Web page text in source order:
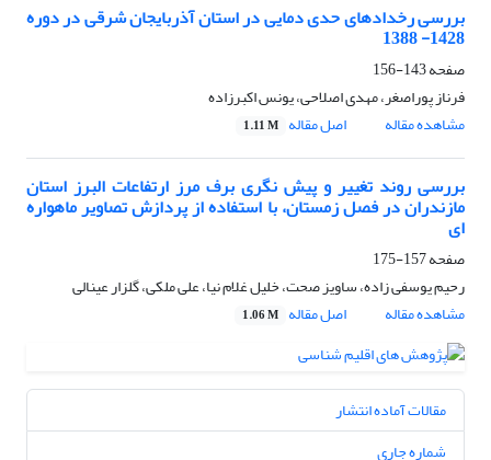
بررسی رخدادهای حدی دمایی در استان آذربایجان شرقی در دوره
1428- 1388
صفحه143-156
فرناز پوراصغر، مهدی اصلاحی، یونس اکبرزاده
مشاهده مقاله
اصل مقاله 1.11 M
بررسی روند تغییر و پیش نگری برف مرز ارتفاعات البرز استان
مازندران در فصل زمستان، با استفاده از پردازش تصاویر ماهواره
ای
صفحه157-175
رحیم یوسفی زاده، ساویز صحت، خلیل غلام نیا، علی ملکی، گلزار عینالی
مشاهده مقاله
اصل مقاله 1.06 M
مقالات آماده انتشار
شماره جاری